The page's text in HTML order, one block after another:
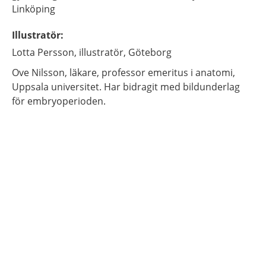
Linköping
Illustratör:
Lotta Persson, illustratör, Göteborg
Ove Nilsson, läkare, professor emeritus i anatomi,
Uppsala universitet. Har bidragit med bildunderlag
för embryoperioden.